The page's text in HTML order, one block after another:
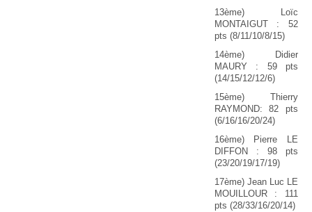
13ème) Loïc
MONTAIGUT : 52
pts (8/11/10/8/15)
14ème) Didier
MAURY : 59 pts
(14/15/12/12/6)
15ème) Thierry
RAYMOND: 82 pts
(6/16/16/20/24)
16ème) Pierre LE
DIFFON : 98 pts
(23/20/19/17/19)
17ème) Jean Luc LE
MOUILLOUR : 111
pts (28/33/16/20/14)